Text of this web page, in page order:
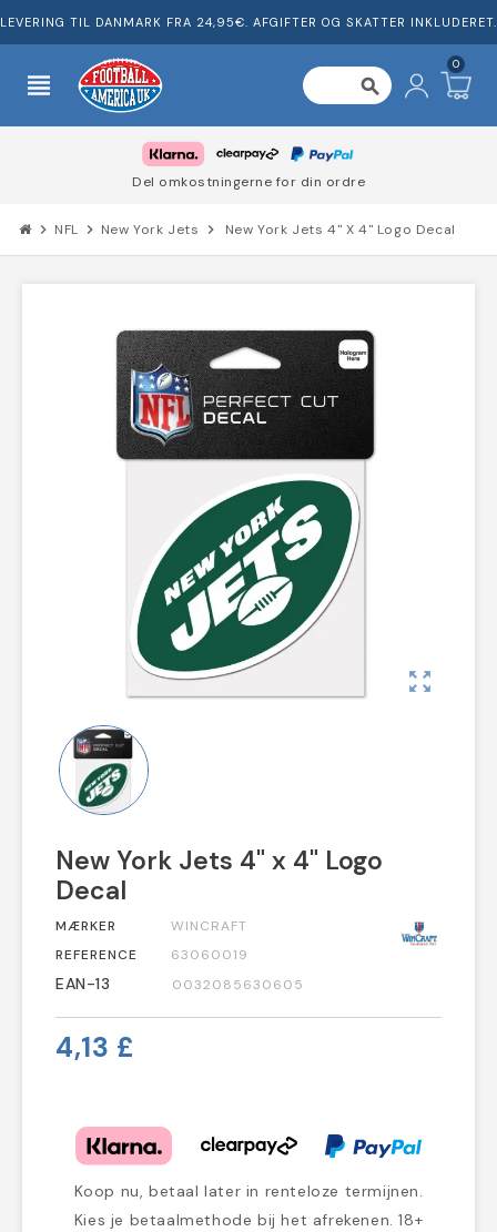
LEVERING TIL DANMARK FRA 24,95€. AFGIFTER OG SKATTER INKLUDERET.
view_headline search
0
Del omkostningerne for din ordre
chevron_right NFL chevron_right New York Jets chevron_right New York Jets 4" X 4" Logo Decal
zoom_out_map
New York Jets 4" x 4" Logo
Decal
MÆRKER
WINCRAFT
REFERENCE
63060019
EAN-13 0032085630605
4,13 £
Koop nu, betaal later in renteloze termijnen.
Kies je betaalmethode bij het afrekenen. 18+